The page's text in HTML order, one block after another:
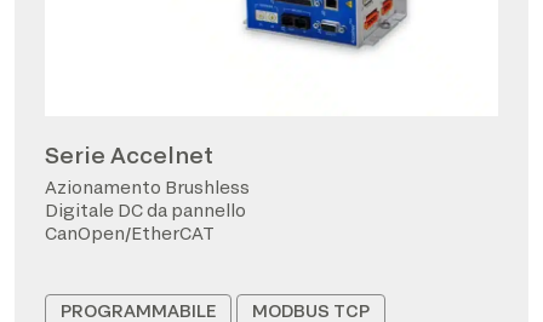
Serie Accelnet
Azionamento Brushless
Digitale DC da pannello
CanOpen/EtherCAT
PROGRAMMABILE
MODBUS TCP